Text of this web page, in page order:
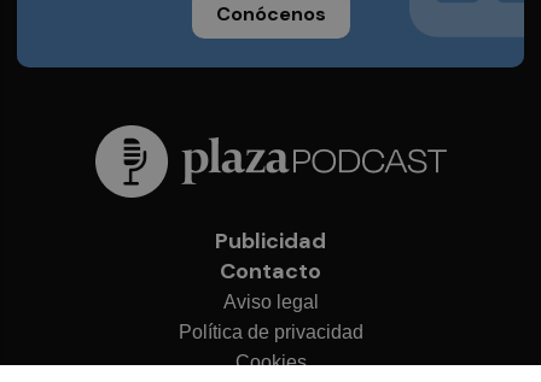
Conócenos
Publicidad
Contacto
Aviso legal
Política de privacidad
Cookies